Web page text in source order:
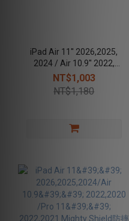
iPad Air 11'' 2026,2025,
2024 / Air 10.9'' 2022,
2020 Youth透明防摔殼(筆
槽)
NT$1,003
NT$1,180